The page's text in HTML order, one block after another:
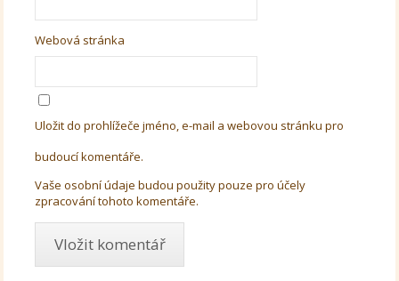
Webová stránka
Uložit do prohlížeče jméno, e-mail a webovou stránku pro
budoucí komentáře.
Vaše osobní údaje budou použity pouze pro účely
zpracování tohoto komentáře.